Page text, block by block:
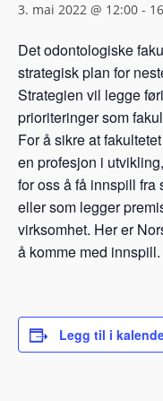
3. mai 2022 @ 12:00 -
Det odontologiske
strategisk plan for
Strategien vil legge
prioriteringer som
For å sikre at
en profesjon i
for oss å få innspill fra
eller som legger
virksomhet. Her er
å komme med innspill.
Legg til i